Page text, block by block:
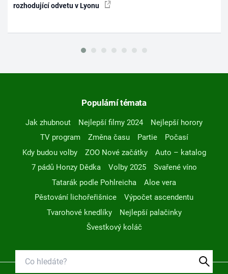
rozhodující odvetu v Lyonu
Populární témata
Jak zhubnout Nejlepší filmy 2024
Nejlepší horory
TV program
Změna času Partie
Počasí
Kdy budou volby
ZOO Nové začátky
Auto – katalog
7 pádů Honzy Dědka
Volby 2025
Svařené víno
Tatarák podle Pohlreicha
Aloe vera
Pěstování lichořeřišnice
Výpočet ascendentu
Tvarohové knedlíky
Nejlepší palačinky
Švestkový koláč